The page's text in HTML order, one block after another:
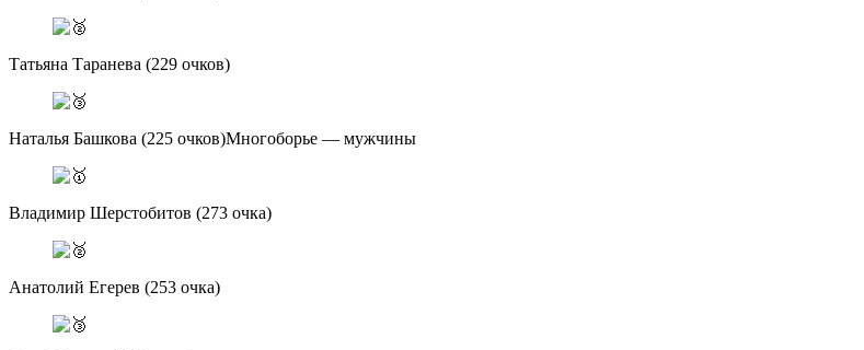
Татьяна Таранева (229 очков)
Наталья Башкова (225 очков)Многоборье — мужчины
Владимир Шерстобитов (273 очка)
Анатолий Егерев (253 очка)